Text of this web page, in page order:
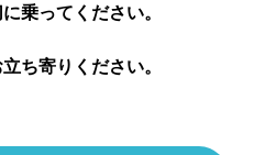
乗ってください。
ち寄りください。